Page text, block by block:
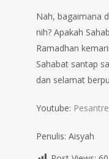
Nah, bagaimana
nih? Apakah
Ramadhan
Sahabat santap
dan selamat
Youtube:
Penulis: Aisyah